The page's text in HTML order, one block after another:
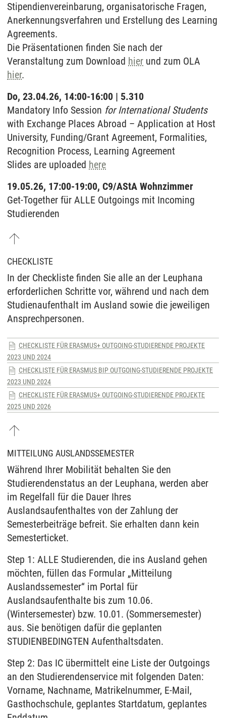
Stipendienvereinbarung, organisatorische Fragen,
Anerkennungsverfahren und Erstellung des Learning
Agreements.
Die Präsentationen finden Sie nach der
Veranstaltung zum Download hier und zum OLA
hier.
Do, 23.04.26, 14:00-16:00 | 5.310
Mandatory Info Session for International Students
with Exchange Places Abroad – Application at Host
University, Funding/Grant Agreement, Formalities,
Recognition Process, Learning Agreement
Slides are uploaded here
19.05.26, 17:00-19:00, C9/AStA Wohnzimmer
Get-Together für ALLE Outgoings mit Incoming
Studierenden
CHECKLISTE
In der Checkliste finden Sie alle an der Leuphana
erforderlichen Schritte vor, während und nach dem
Studienaufenthalt im Ausland sowie die jeweiligen
Ansprechpersonen.
CHECKLISTE FÜR ERASMUS+ OUTGOING-STUDIERENDE PROJEKTE
2023 UND 2024
CHECKLISTE FÜR ERASMUS BIP OUTGOING-STUDIERENDE PROJEKTE
2023 UND 2024
CHECKLISTE FÜR ERASMUS+ OUTGOING-STUDIERENDE PROJEKTE
2025 UND 2026
MITTEILUNG AUSLANDSSEMESTER
Während Ihrer Mobilität behalten Sie den
Studierendenstatus an der Leuphana, werden aber
im Regelfall für die Dauer Ihres
Auslandsaufenthaltes von der Zahlung der
Semesterbeiträge befreit. Sie erhalten dann kein
Semesterticket.
Step 1: ALLE Studierenden, die ins Ausland gehen
möchten, füllen das Formular „Mitteilung
Auslandssemester“ im Portal für
Auslandsaufenthalte bis zum 10.06.
(Wintersemester) bzw. 10.01. (Sommersemester)
aus. Sie benötigen dafür die geplanten
STUDIENBEDINGTEN Aufenthaltsdaten.
Step 2: Das IC übermittelt eine Liste der Outgoings
an den Studierendenservice mit folgenden Daten:
Vorname, Nachname, Matrikelnummer, E-Mail,
Gasthochschule, geplantes Startdatum, geplantes